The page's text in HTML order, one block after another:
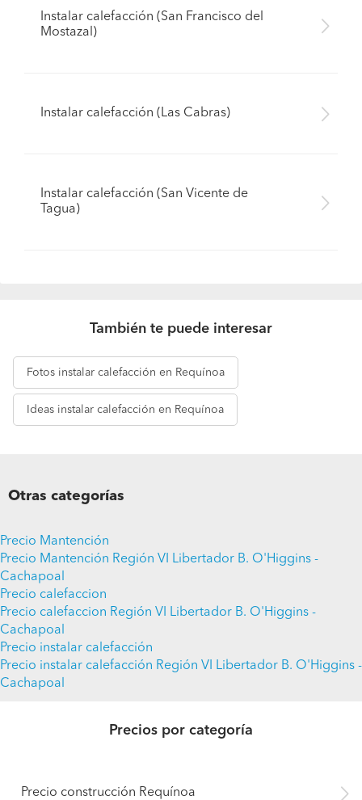
Instalar calefacción (San Francisco del
Mostazal)
Instalar calefacción (Las Cabras)
Instalar calefacción (San Vicente de
Tagua)
También te puede interesar
Fotos instalar calefacción en Requínoa
Ideas instalar calefacción en Requínoa
Otras categorías
Precio Mantención
Precio Mantención Región VI Libertador B. O'Higgins -
Cachapoal
Precio calefaccion
Precio calefaccion Región VI Libertador B. O'Higgins -
Cachapoal
Precio instalar calefacción
Precio instalar calefacción Región VI Libertador B. O'Higgins -
Cachapoal
Precios por categoría
Precio construcción Requínoa